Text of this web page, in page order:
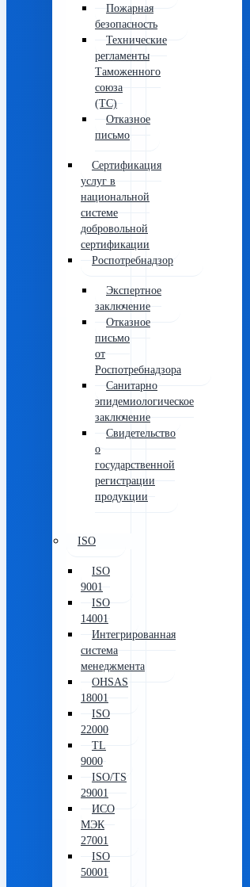
Пожарная
безопасность
Технические
регламенты
Таможенного
союза
(ТС)
Отказное
письмо
Сертификация
услуг в
национальной
системе
добровольной
сертификации
Роспотребнадзор
Экспертное
заключение
Отказное
письмо
от
Роспотребнадзора
Санитарно
эпидемиологическое
заключение
Свидетельство
о
государственной
регистрации
продукции
ISO
ISO
9001
ISO
14001
Интегрированная
система
менеджмента
OHSAS
18001
ISO
22000
TL
9000
ISO/TS
29001
ИСО
МЭК
27001
ISO
50001